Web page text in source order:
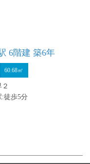
6階建 築6年
60.68㎡
:徒歩5分